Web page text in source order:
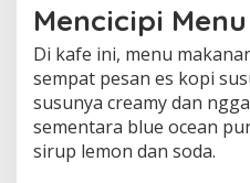
Mencicipi
Di kafe ini, menu
sempat pesan es kopi
susunya creamy dan
sementara blue ocean
sirup lemon dan soda.